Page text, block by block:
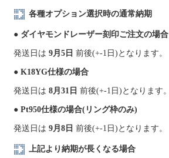
各種オプション選択時の通常納期
● ダイヤモンドレーザー刻印ご注文の場合
発送日は 9月5日 前後(+-1日)となります。
● K18YG仕様の場合
発送日は 8月31日 前後(+-1日)となります。
● Pt950仕様の場合(リング枠のみ)
発送日は 9月8日 前後(+-1日)となります。
上記より納期が長くなる場合